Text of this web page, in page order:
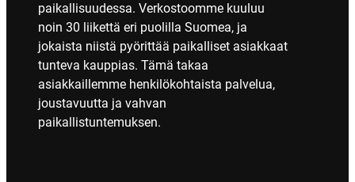
paikallisuudessa. Verkostoomme kuuluu
noin 30 liikettä eri puolilla Suomea, ja
jokaista niistä pyörittää paikalliset asiakkaat
tunteva kauppias. Tämä takaa
asiakkaillemme henkilökohtaista palvelua,
joustavuutta ja vahvan
paikallistuntemuksen.